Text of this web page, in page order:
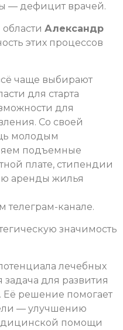
— дефицит врачей.
Александр
этих процессов
чаще выбирают
для старта
для
Со своей
молодым
подъемные
плате, стипендии
аренды жилья
телеграм-канале.
значимость
лечебных
для развития
Её решение помогает
— улучшению
помощи